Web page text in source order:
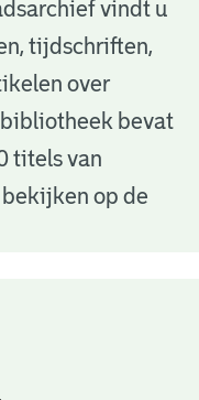
vindt u
tijdschriften,
over
bibliotheek bevat
titels van
op de